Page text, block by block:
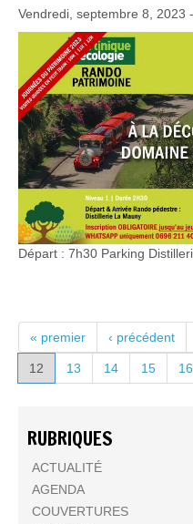
Vendredi, septembre 8, 2023
Départ : 7h30 Parking
PAGES
« premier ‹ précédent
12 13 14 15 16
RUBRIQUES
ACTUALITÉ
AGENDA
COUVERTURES